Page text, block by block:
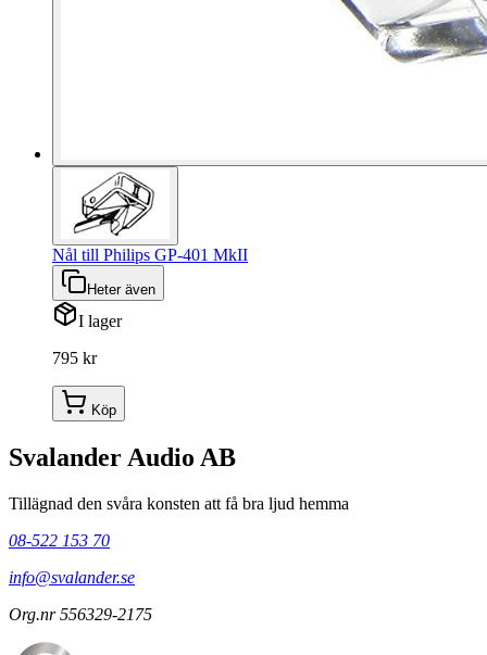
Nål till Philips GP-401 MkII
Heter även
I lager
795 kr
Köp
Svalander Audio AB
Tillägnad den svåra konsten att få bra ljud hemma
08-522 153 70
info@svalander.se
Org.nr 556329-2175